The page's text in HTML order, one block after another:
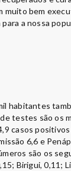
muito bem
a nossa
habitantes
testes são os
casos
6,6 e
são os
Birigui, 0,11;